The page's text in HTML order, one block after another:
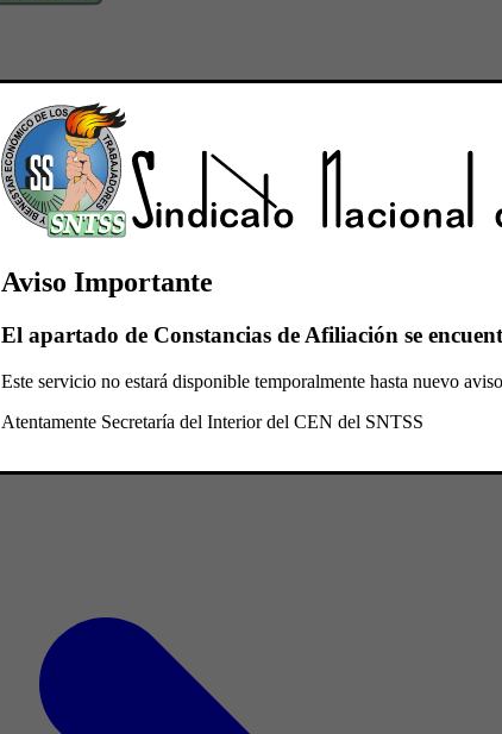
Aviso Importante
El apartado de Constancias de Afiliación se
Este servicio no estará disponible temporalmente hasta nuevo
Atentamente Secretaría del Interior del CEN del SNTSS